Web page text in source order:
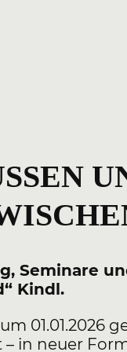
Seminare
Kindl.
01.01.2026
in neuer